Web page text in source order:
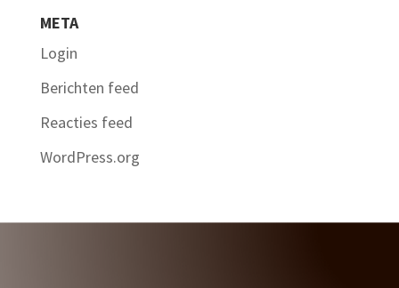
META
Login
Berichten feed
Reacties feed
WordPress.org